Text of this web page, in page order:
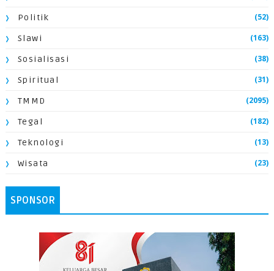
Politik (52)
Slawi (163)
Sosialisasi (38)
Spiritual (31)
TMMD (2095)
Tegal (182)
Teknologi (13)
Wisata (23)
SPONSOR